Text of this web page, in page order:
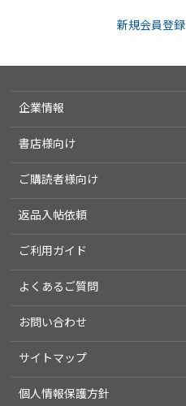
新規会員登録
企業情報
書店様向け
ご購読者様向け
返品入帖依頼
ご利用ガイド
よくあるご質問
お問い合わせ
サイトマップ
個人情報保護方針